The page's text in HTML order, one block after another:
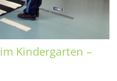
Kindergarten –